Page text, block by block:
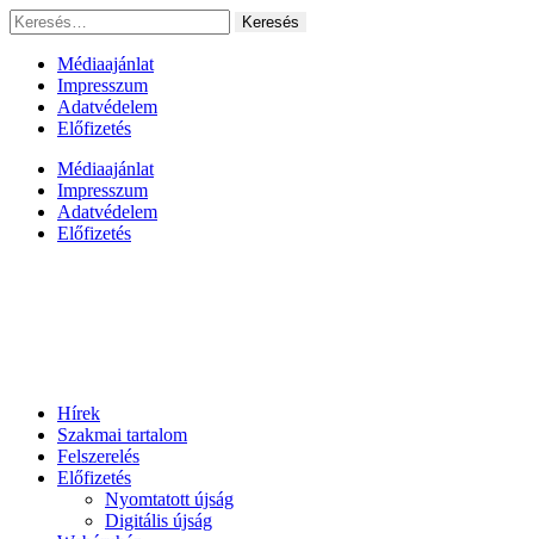
Ugrás
a
tartalomhoz
Keresés:
Médiaajánlat
Impresszum
Adatvédelem
Előfizetés
Médiaajánlat
Impresszum
Adatvédelem
Előfizetés
Hírek
Szakmai tartalom
Felszerelés
Előfizetés
Nyomtatott újság
Digitális újság